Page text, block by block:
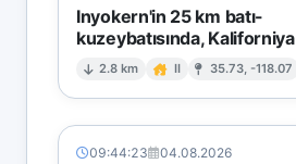
Inyokern'in 25 km batı-
kuzeybatısında, Kaliforniya
2.8 km II 35.73, -118.07
09:44:23 04.08.2026